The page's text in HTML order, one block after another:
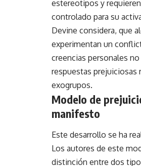
estereotipos y
controlado para su
Devine considera, que
experimentan un
creencias personales
respuestas prejuiciosas
exogrupos.
Modelo de
manifesto
Este desarrollo se ha
Los autores de este
distinción entre dos